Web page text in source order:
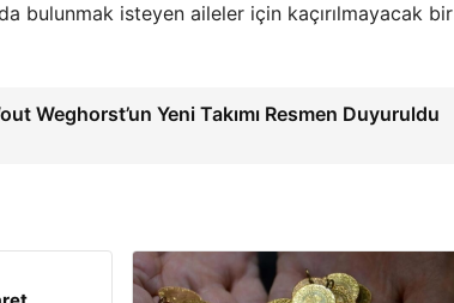
bulunmak isteyen aileler için kaçırılmayacak bir
Weghorst’un Yeni Takımı Resmen Duyuruldu